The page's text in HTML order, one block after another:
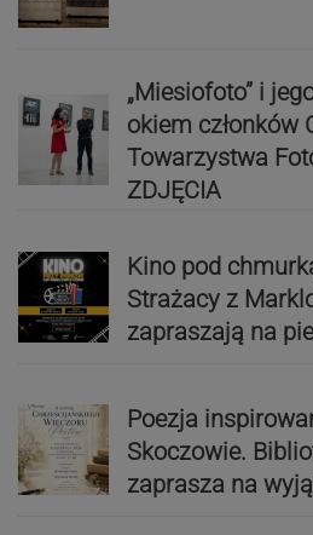
„Miesiofoto” i
okiem członków
Towarzystwa
ZDJĘCIA
Kino pod
Strażacy z
zapraszają na
Poezja
Skoczowie.
zaprasza na